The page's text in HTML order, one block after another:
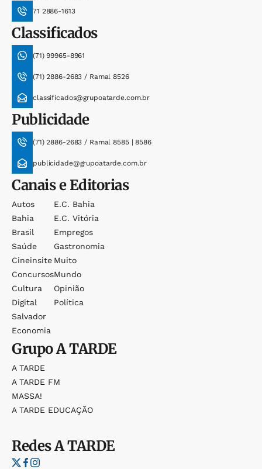
71 2886-1613
Classificados
(71) 99965-8961
(71) 2886-2683 / Ramal 8526
classificados@grupoatarde.com.br
Publicidade
(71) 2886-2683 / Ramal 8585 | 8586
publicidade@grupoatarde.com.br
Canais e Editorias
Autos
Bahia
Brasil
Saúde
Cineinsite
Concursos
Cultura
Digital
Salvador
Economia
E.c. Bahia
E.c. Vitória
Empregos
Gastronomia
Muito
Mundo
Opinião
Política
GrupoA TARDE
A TARDE
A TARDE FM
MASSA!
A TARDE EDUCAÇÃO
RedesA TARDE